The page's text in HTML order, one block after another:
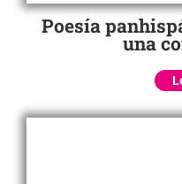
Poesía
una